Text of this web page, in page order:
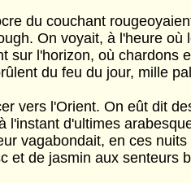
du couchant
On voyait, à l'heure où
l'horizon, où chardons
du feu du jour, mille
l'Orient. On eût dit
d'ultimes
en ces nuits
de jasmin aux senteurs